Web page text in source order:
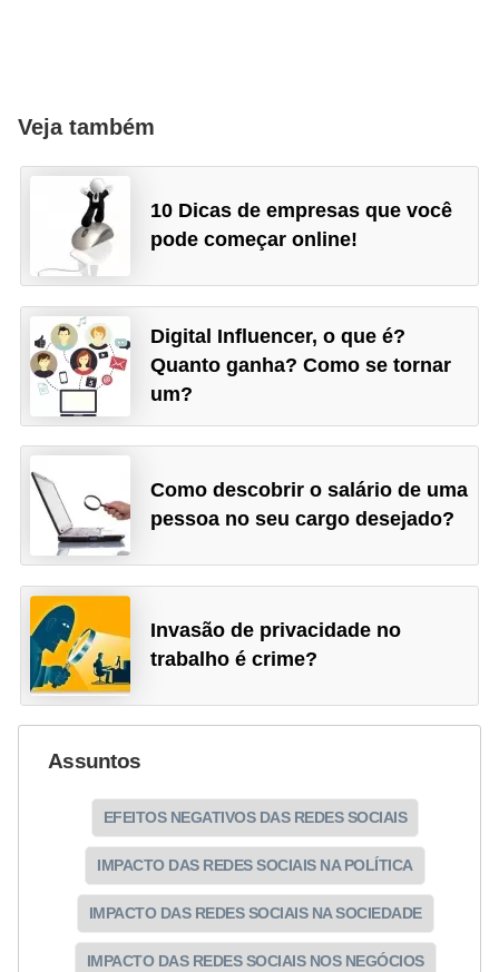
Veja também
10 Dicas de empresas que você
pode começar online!
Digital Influencer, o que é?
Quanto ganha? Como se tornar
um?
Como descobrir o salário de uma
pessoa no seu cargo desejado?
Invasão de privacidade no
trabalho é crime?
Assuntos
EFEITOS NEGATIVOS DAS REDES SOCIAIS
IMPACTO DAS REDES SOCIAIS NA POLÍTICA
IMPACTO DAS REDES SOCIAIS NA SOCIEDADE
IMPACTO DAS REDES SOCIAIS NOS NEGÓCIOS